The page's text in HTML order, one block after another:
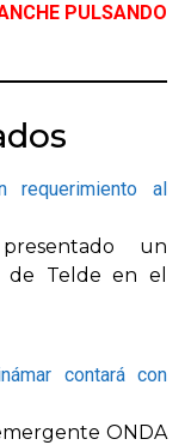
PULSANDO
requerimiento al
un
de Telde en el
contará con
ONDA